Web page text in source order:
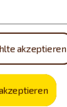
akzeptieren